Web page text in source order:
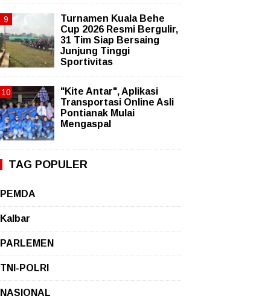
Turnamen Kuala Behe
Cup 2026 Resmi Bergulir,
31 Tim Siap Bersaing
Junjung Tinggi
Sportivitas
"Kite Antar", Aplikasi
Transportasi Online Asli
Pontianak Mulai
Mengaspal
TAG POPULER
PEMDA
Kalbar
PARLEMEN
TNI-POLRI
NASIONAL